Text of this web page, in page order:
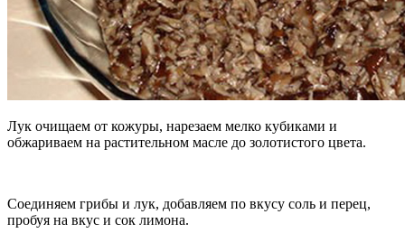
Лук очищаем от кожуры, нарезаем мелко кубиками и
обжариваем на растительном масле до золотистого цвета.
Соединяем грибы и лук, добавляем по вкусу соль и перец,
пробуя на вкус и сок лимона.